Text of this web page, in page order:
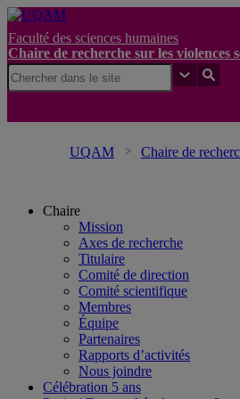
Faculté des sciences humaines
Chaire de recherche sur les violences
UQAM Chaire de
Chaire
Mission
Axes de recherche
Titulaire
Comité de direction
Comité scientifique
Membres
Équipe
Partenaires
Rapports d’activités
Nous joindre
Célébration 5 ans